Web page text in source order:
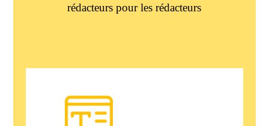
rédacteurs pour les rédacteurs